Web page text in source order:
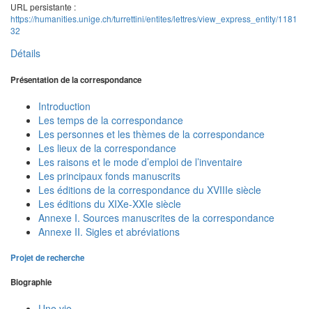
URL persistante :
https://humanities.unige.ch/turrettini/entites/lettres/view_express_entity/1181
32
Détails
Présentation de la correspondance
Introduction
Les temps de la correspondance
Les personnes et les thèmes de la correspondance
Les lieux de la correspondance
Les raisons et le mode d’emploi de l’inventaire
Les principaux fonds manuscrits
Les éditions de la correspondance du XVIIIe siècle
Les éditions du XIXe-XXIe siècle
Annexe I. Sources manuscrites de la correspondance
Annexe II. Sigles et abréviations
Projet de recherche
Biographie